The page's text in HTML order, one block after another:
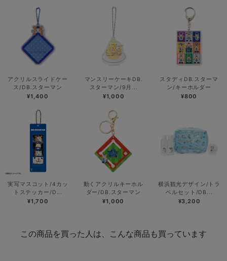
アクリルスライドケー
ス/DB.スターマン
¥1,400
マンスリーケーキDB.
スターマン/9月...
¥1,000
スタディDB.スターマ
ン/キーホルダー
¥800
実写マスコット/4カッ
トステッカー/D...
¥1,700
動くアクリルキーホル
ダー/DB.スターマン
¥1,000
横浜観光デザイン/トラ
ベルセット/DB...
¥3,200
この商品を買った人は、こんな商品も買っています